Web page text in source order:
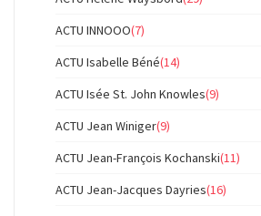
ACTU INNOOO(7)
ACTU Isabelle Béné(14)
ACTU Isée St. John Knowles(9)
ACTU Jean Winiger(9)
ACTU Jean-François Kochanski(11)
ACTU Jean-Jacques Dayries(16)